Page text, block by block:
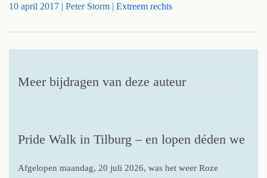
10 april 2017 | Peter Storm | Extreem rechts
Meer bijdragen van deze auteur
Pride Walk in Tilburg – en lopen déden we
Afgelopen maandag, 20 juli 2026, was het weer Roze